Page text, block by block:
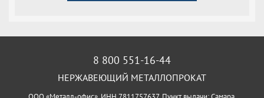
8 800 551-16-44
НЕРЖАВЕЮЩИЙ МЕТАЛЛОПРОКАТ